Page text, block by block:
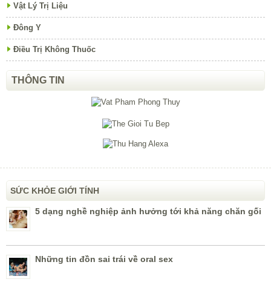
Vật Lý Trị Liệu
Đông Y
Điều Trị Không Thuốc
THÔNG TIN
SỨC KHỎE GIỚI TÍNH
5 dạng nghề nghiệp ảnh hưởng tới khả năng chăn gối
Những tin đồn sai trái về oral sex